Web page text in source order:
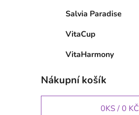
Salvia Paradise
VitaCup
VitaHarmony
Nákupní košík
0KS /0 KČ